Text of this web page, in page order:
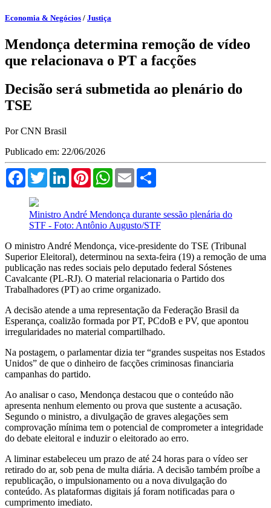
Economia & Negócios / Justiça
Mendonça determina remoção de vídeo
que relacionava o PT a facções
Decisão será submetida ao plenário do
TSE
Por CNN Brasil
Publicado em: 22/06/2026
FacebookTwitterLinkedInPinterestWhatsApp
Email
Ministro André Mendonça durante sessão plenária do
STF - Foto: Antônio Augusto/STF
O ministro André Mendonça, vice-presidente do TSE (Tribunal
Superior Eleitoral), determinou na sexta-feira (19) a remoção de uma
publicação nas redes sociais pelo deputado federal Sóstenes
Cavalcante (PL-RJ). O material relacionaria o Partido dos
Trabalhadores (PT) ao crime organizado.
A decisão atende a uma representação da Federação Brasil da
Esperança, coalizão formada por PT, PCdoB e PV, que apontou
irregularidades no material compartilhado.
Na postagem, o parlamentar dizia ter “grandes suspeitas nos Estados
Unidos” de que o dinheiro de facções criminosas financiaria
campanhas do partido.
Ao analisar o caso, Mendonça destacou que o conteúdo não
apresenta nenhum elemento ou prova que sustente a acusação.
Segundo o ministro, a divulgação de graves alegações sem
comprovação mínima tem o potencial de comprometer a integridade
do debate eleitoral e induzir o eleitorado ao erro.
A liminar estabeleceu um prazo de até 24 horas para o vídeo ser
retirado do ar, sob pena de multa diária. A decisão também proíbe a
republicação, o impulsionamento ou a nova divulgação do
conteúdo. As plataformas digitais já foram notificadas para o
cumprimento imediato.